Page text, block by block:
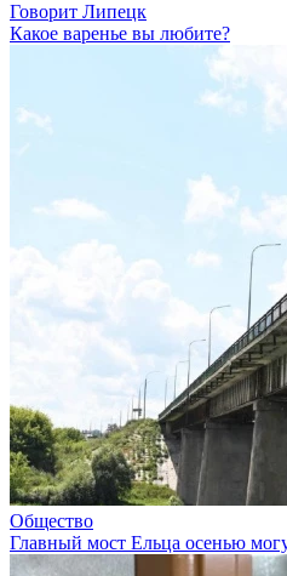
Говорит Липецк
Какое варенье вы любите?
Общество
Главный мост Ельца осенью